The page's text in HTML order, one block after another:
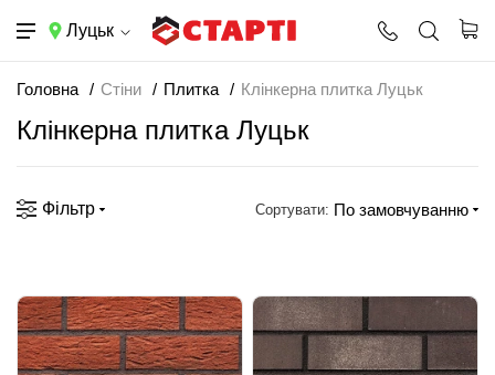
Луцьк
Головна Стіни Плитка Клінкерна плитка Луцьк
Клінкерна плитка Луцьк
Фільтр Сортувати: По замовчуванню